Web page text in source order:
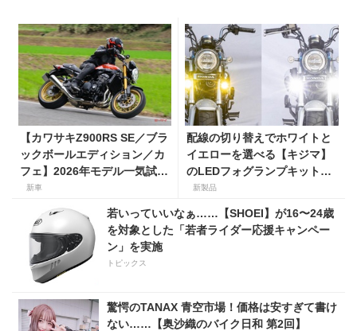
【カワサキZ900RS SE／ブラ
ックボールエディション／カ
フェ】2026年モデル一気試
乗。人気の国産ネオレトロモ
化！
新車
配線の切り替えでホワイトと
イエローを選べる【キジマ】
のLEDフォグランプキットに
ホンダ ダックス／グロム用が
新製品
若いっていいなぁ……【SHOEI】が16〜24歳
を対象とした「若者ライダー応援キャンペー
ン」を実施
トピックス
驚愕のTANAX 青空市場！価格は安すぎて書け
ない……【奥沙織のバイク日和 第2回】